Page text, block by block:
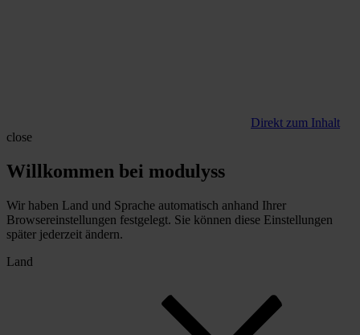
Direkt zum Inhalt
close
Willkommen bei modulyss
Wir haben Land und Sprache automatisch anhand Ihrer
Browsereinstellungen festgelegt. Sie können diese Einstellungen
später jederzeit ändern.
Land